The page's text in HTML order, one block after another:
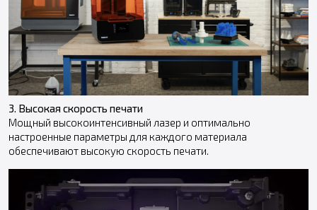
3. Высокая скорость печати
Мощный высокоинтенсивный лазер и оптимально
настроенные параметры для каждого материала
обеспечивают высокую скорость печати.